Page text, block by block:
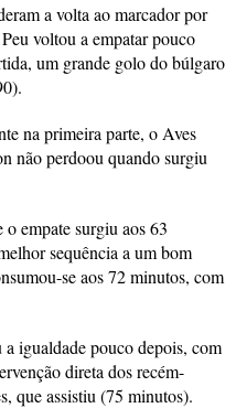
a volta ao marcador por
voltou a empatar pouco
um grande golo do búlgaro
na primeira parte, o Aves
não perdoou quando surgiu
empate surgiu aos 63
sequência a um bom
se aos 72 minutos, com
igualdade pouco depois, com
direta dos recém-
que assistiu (75 minutos).